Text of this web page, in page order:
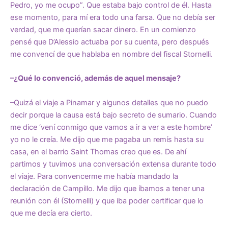
Pedro, yo me ocupo”. Que estaba bajo control de él. Hasta
ese momento, para mí era todo una farsa. Que no debía ser
verdad, que me querían sacar dinero. En un comienzo
pensé que D’Alessio actuaba por su cuenta, pero después
me convencí de que hablaba en nombre del fiscal Stornelli.
–¿Qué lo convenció, además de aquel mensaje?
–Quizá el viaje a Pinamar y algunos detalles que no puedo
decir porque la causa está bajo secreto de sumario. Cuando
me dice ‘vení conmigo que vamos a ir a ver a este hombre’
yo no le creía. Me dijo que me pagaba un remís hasta su
casa, en el barrio Saint Thomas creo que es. De ahí
partimos y tuvimos una conversación extensa durante todo
el viaje. Para convencerme me había mandado la
declaración de Campillo. Me dijo que íbamos a tener una
reunión con él (Stornelli) y que iba poder certificar que lo
que me decía era cierto.